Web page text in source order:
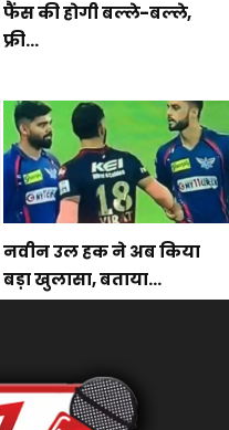
फैंस की होगी बल्ले-बल्ले,
फ्री...
नवीन उल हक ने अब किया
बड़ा खुलासा, बताया...